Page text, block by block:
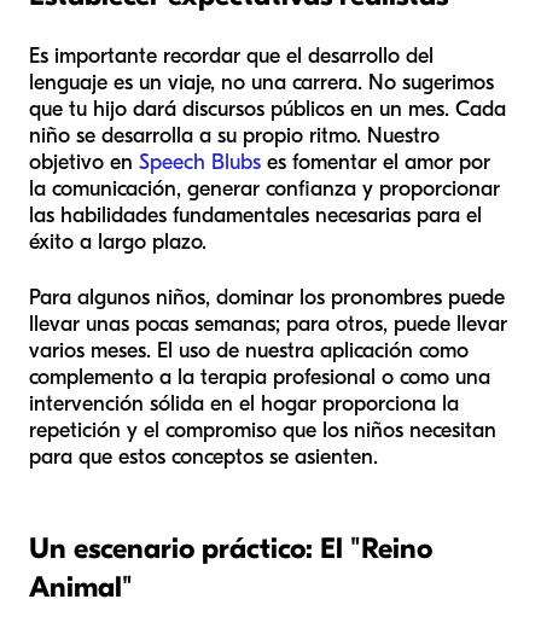
Es importante recordar que el desarrollo del
lenguaje es un viaje, no una carrera. No sugerimos
que tu hijo dará discursos públicos en un mes. Cada
niño se desarrolla a su propio ritmo. Nuestro
objetivo en Speech Blubs es fomentar el amor por
la comunicación, generar confianza y proporcionar
las habilidades fundamentales necesarias para el
éxito a largo plazo.
Para algunos niños, dominar los pronombres puede
llevar unas pocas semanas; para otros, puede llevar
varios meses. El uso de nuestra aplicación como
complemento a la terapia profesional o como una
intervención sólida en el hogar proporciona la
repetición y el compromiso que los niños necesitan
para que estos conceptos se asienten.
Un escenario práctico: El "Reino
Animal"